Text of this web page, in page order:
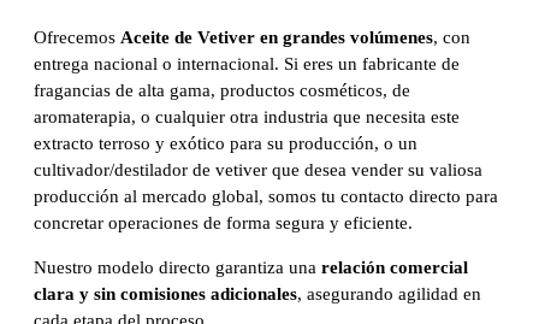
Ofrecemos Aceite de Vetiver en grandes volúmenes, con
entrega nacional o internacional. Si eres un fabricante de
fragancias de alta gama, productos cosméticos, de
aromaterapia, o cualquier otra industria que necesita este
extracto terroso y exótico para su producción, o un
cultivador/destilador de vetiver que desea vender su valiosa
producción al mercado global, somos tu contacto directo para
concretar operaciones de forma segura y eficiente.
Nuestro modelo directo garantiza una relación comercial
clara y sin comisiones adicionales, asegurando agilidad en
cada etapa del proceso.